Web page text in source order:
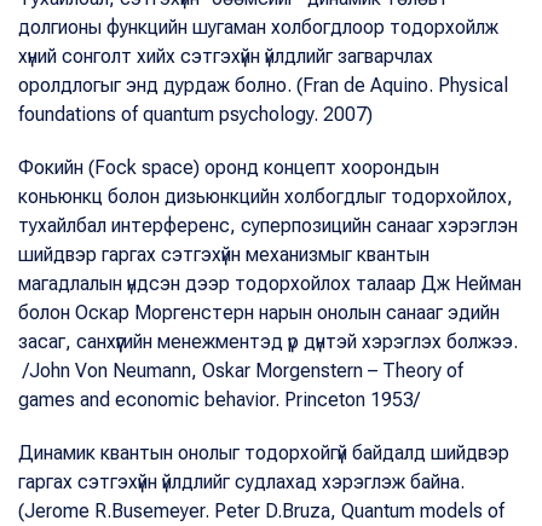
долгионы функцийн шугаман холбогдлоор тодорхойлж
хүний сонголт хийх сэтгэхүйн үйлдлийг загварчлах
оролдлогыг энд дурдаж болно. (Fran de Aquino. Physical
foundations of quantum psychology. 2007)
Фокийн (Fock space) оронд концепт хоорондын
коньюнкц болон дизьюнкцийн холбогдлыг тодорхойлох,
тухайлбал интерференс, суперпозицийн санааг хэрэглэн
шийдвэр гаргах сэтгэхүйн механизмыг квантын
магадлалын үндсэн дээр тодорхойлох талаар Дж Нейман
болон Оскар Моргенстерн нарын онолын санааг эдийн
засаг, санхүүгийн менежментэд үр дүнтэй хэрэглэх болжээ.
/John Von Neumann, Oskar Morgenstern – Theory of
games and economic behavior. Princeton 1953/
Динамик квантын онолыг тодорхойгүй байдалд шийдвэр
гаргах сэтгэхүйн үйлдлийг судлахад хэрэглэж байна.
(Jerome R.Busemeyer. Peter D.Bruza, Quantum models of